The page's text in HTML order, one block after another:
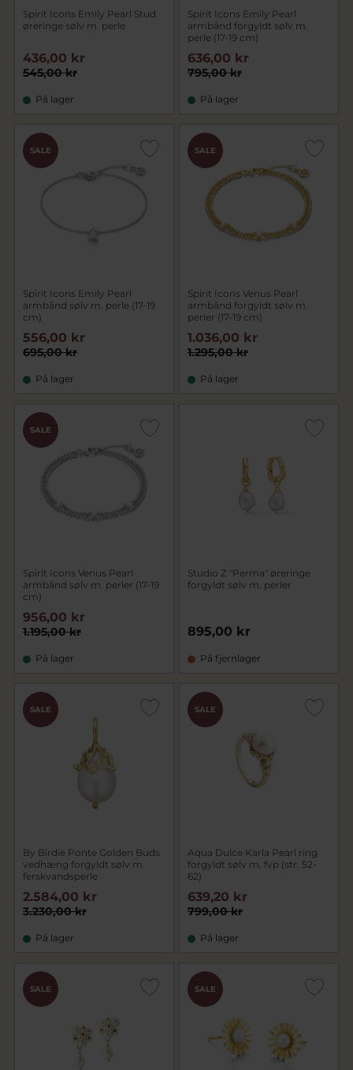
Spirit Icons Emily Pearl Stud
øreringe sølv m. perle
545,00 kr
436,00 kr
På lager
Spirit Icons Emily Pearl
armbånd forgyldt sølv m.
perle (17-19 cm)
795,00 kr
636,00 kr
På lager
SALE
Spirit Icons Emily Pearl
armbånd sølv m. perle (17-19
cm)
695,00 kr
556,00 kr
På lager
SALE
Spirit Icons Venus Pearl
armbånd forgyldt sølv m.
perler (17-19 cm)
1.295,00 kr
1.036,00 kr
På lager
SALE
Spirit Icons Venus Pearl
armbånd sølv m. perler (17-19
cm)
1.195,00 kr
956,00 kr
På lager
Studio Z "Perma" øreringe
forgyldt sølv m. perler
895,00 kr
På fjernlager
SALE
By Birdie Ponte Golden Buds
vedhæng forgyldt sølv m.
ferskvandsperle
3.230,00 kr
2.584,00 kr
På lager
SALE
Aqua Dulce Karla Pearl ring
forgyldt sølv m. fvp (str. 52-
62)
799,00 kr
639,20 kr
På lager
SALE SALE